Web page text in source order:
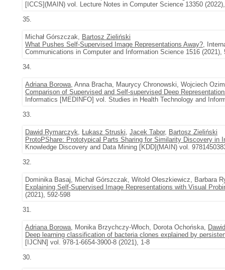
[ICCS](MAIN) vol. Lecture Notes in Computer Science 13350
35.
Michał Górszczak, Bartosz Zieliński
What Pushes Self-Supervised Image Representations Away?,
Communications in Computer and Information Science 1516 (2021),
34.
Adriana Borowa, Anna Bracha, Maurycy Chronowski, Wojciech
Comparison of Supervised and Self-supervised Deep
Informatics [MEDINFO] vol. Studies in Health Technology and
33.
Dawid Rymarczyk, Łukasz Struski, Jacek Tabor, Bartosz Zieliński
ProtoPShare: Prototypical Parts Sharing for Similarity Discovery in
Knowledge Discovery and Data Mining [KDD](MAIN) vol.
32.
Dominika Basaj, Michał Górszczak, Witold Oleszkiewicz, Barbara
Explaining Self-Supervised Image Representations with Visual
(2021), 592-598
31.
Adriana Borowa, Monika Brzychczy-Włoch, Dorota Ochońska,
Deep learning classification of bacteria clones explained by
[IJCNN] vol. 978-1-6654-3900-8 (2021), 1-8
30.